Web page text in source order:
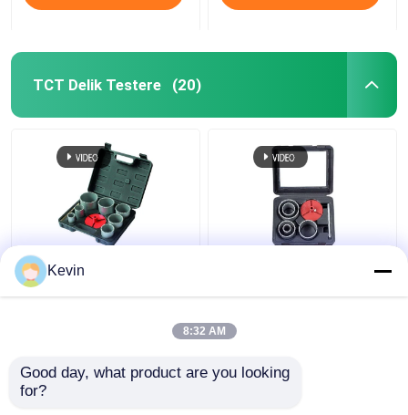
TCT Delik Testere (20)
9'lu Tungsten Karbür
Uçlu Delik Testere Seti
7pcs Tungsten Karbür
Kevin
8:32 AM
Good day, what product are you looking
for?